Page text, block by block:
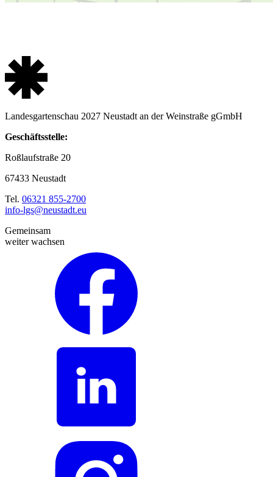
Landesgartenschau 2027 Neustadt an der Weinstraße gGmbH
Geschäftsstelle:
Roßlaufstraße 20
67433 Neustadt
Tel. 06321 855-2700
info-lgs@neustadt.eu
Gemeinsam
weiter wachsen